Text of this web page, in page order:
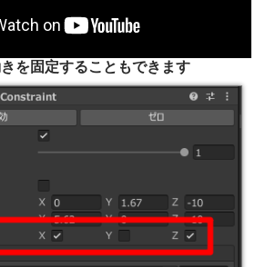
を固定することもできます